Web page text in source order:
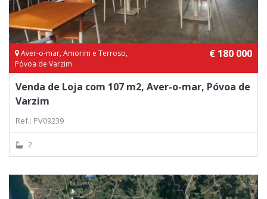
Aver-o-mar, Amorim e Terroso,
Póvoa de Varzim
€ 180 000
Venda de Loja com 107 m2, Aver-o-mar, Póvoa de
Varzim
Ref.: PV09239
2